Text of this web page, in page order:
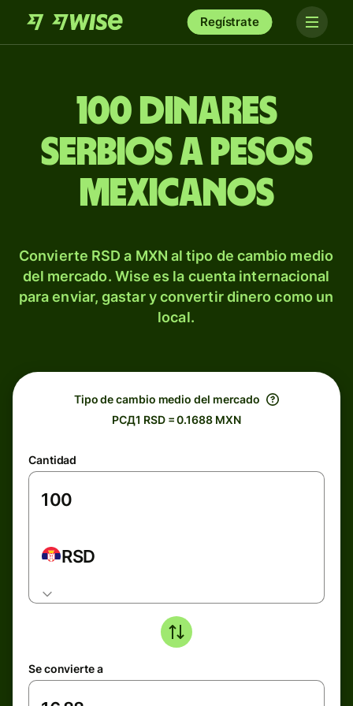
Regístrate
100 dinares
serbios a pesos
mexicanos
Convierte RSD a MXN al tipo de cambio medio
del mercado. Wise es la cuenta internacional
para enviar, gastar y convertir dinero como un
local.
Tipo de cambio medio del mercado
РСД1 RSD = 0.1688 MXN
Cantidad
RSD
Se convierte a